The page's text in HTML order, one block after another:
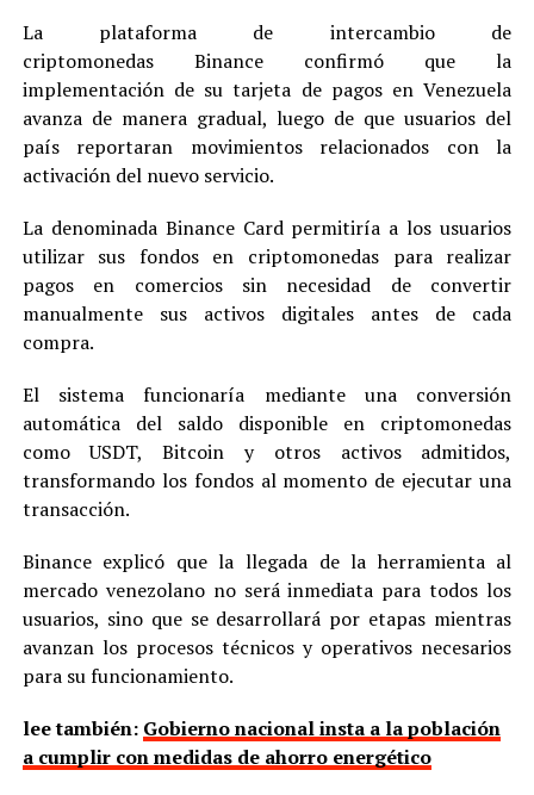
La plataforma de intercambio de
criptomonedas Binance confirmó que la
implementación de su tarjeta de pagos en Venezuela
avanza de manera gradual, luego de que usuarios del
país reportaran movimientos relacionados con la
activación del nuevo servicio.
La denominada Binance Card permitiría a los usuarios
utilizar sus fondos en criptomonedas para realizar
pagos en comercios sin necesidad de convertir
manualmente sus activos digitales antes de cada
compra.
El sistema funcionaría mediante una conversión
automática del saldo disponible en criptomonedas
como USDT, Bitcoin y otros activos admitidos,
transformando los fondos al momento de ejecutar una
transacción.
Binance explicó que la llegada de la herramienta al
mercado venezolano no será inmediata para todos los
usuarios, sino que se desarrollará por etapas mientras
avanzan los procesos técnicos y operativos necesarios
para su funcionamiento.
lee también: Gobierno nacional insta a la población
a cumplir con medidas de ahorro energético